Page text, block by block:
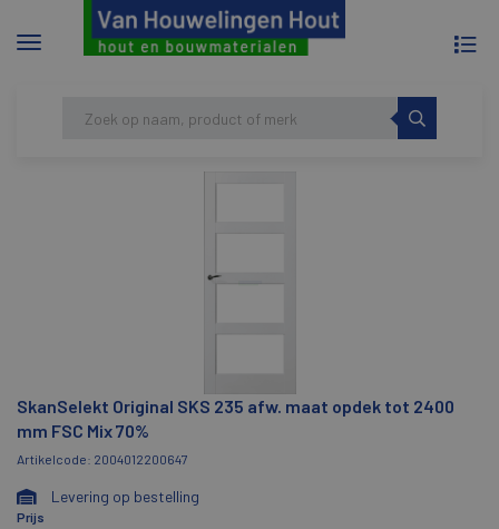
Menu
SkanSelekt Original SKS 235 afw. maat opdek tot 2400
mm FSC Mix 70%
Artikelcode: 2004012200647
Levering op bestelling
Prijs